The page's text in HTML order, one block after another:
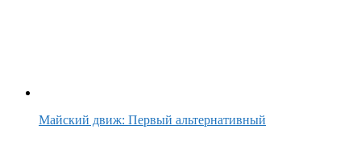
Майский движ: Первый альтернативный